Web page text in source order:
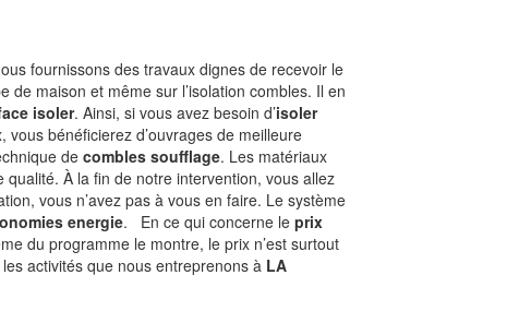
fournissons des travaux dignes de recevoir le
de maison et même sur l’isolation combles. Il en
isoler. Ainsi, si vous avez besoin d’isoler
bénéficierez d’ouvrages de meilleure
decombles soufflage. Les matériaux
qualité. À la fin de notre intervention, vous allez
vous n’avez pas à vous en faire. Le système
energie. En ce qui concerne leprix
du programme le montre, le prix n’est surtout
activités que nous entreprenons à LA